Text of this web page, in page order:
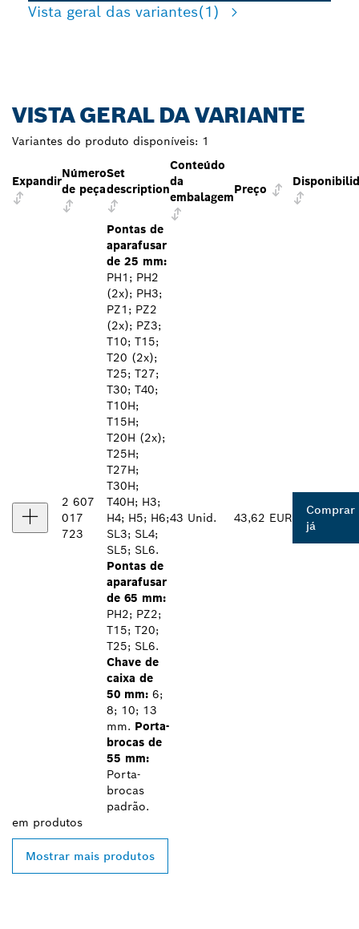
Vista geral das variantes(1)
VISTA GERAL DA VARIANTE
Variantes do produto disponíveis: 1
Expandir
Número
de peça
Set
description
Conteúdo
da
embalagem
Preço
2 607
017
723
Pontas de
aparafusar
de 25 mm:
PH1; PH2
(2x); PH3;
PZ1; PZ2
(2x); PZ3;
T10; T15;
T20 (2x);
T25; T27;
T30; T40;
T10H;
T15H;
T20H (2x);
T25H;
T27H;
T30H;
T40H; H3;
H4; H5; H6;
SL3; SL4;
SL5; SL6.
Pontas de
aparafusar
de 65 mm:
PH2; PZ2;
T15; T20;
T25; SL6.
Chave de
caixa de
50 mm: 6;
8; 10; 13
mm. Porta-
brocas de
55 mm:
Porta-
brocas
padrão.
43 Unid. 43,62 EUR
Comprar
já
em produtos
Mostrar mais produtos